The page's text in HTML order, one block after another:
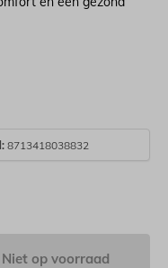
8713418038832
Niet op voorraad